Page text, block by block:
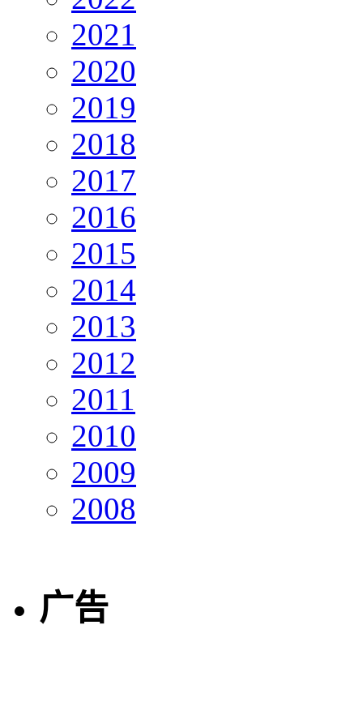
2021
2020
2019
2018
2017
2016
2015
2014
2013
2012
2011
2010
2009
2008
广告